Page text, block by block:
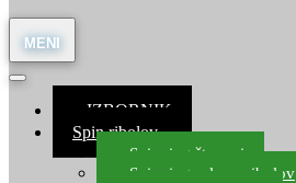
≡ IZBORNIK
Spin ribolov
Spinning štapovi
Spinning role za ribolov